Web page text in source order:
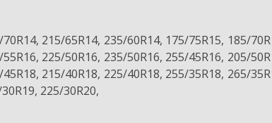
215/65R14, 235/60R14, 175/75R15, 185/
225/50R16, 235/50R16, 255/45R16, 205/
215/40R18, 225/40R18, 255/35R18, 265/
225/30R20,